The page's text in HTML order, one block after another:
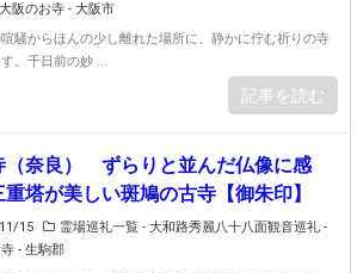
大阪のお寺 - 大阪市
騒からほんの少し離れた場所に、静かに佇む祈りの寺
。千日前の妙 ...
記事を読む
（奈良） ずらりと並んだ仏像に感
塔が美しい斑鳩の古寺【御朱印】
15 霊場巡礼一覧 - 大和路秀麗八十八面観音巡礼 -
- 生駒郡